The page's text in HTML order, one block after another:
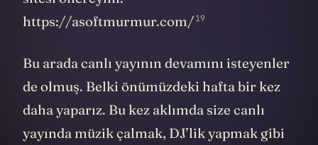
https://asoftmurmur.com/19
Bu arada canlı yayının devamını isteyenler
de olmuş. Belki önümüzdeki hafta bir kez
daha yaparız. Bu kez aklımda size canlı
yayında müzik çalmak, DJ’lik yapmak gibi